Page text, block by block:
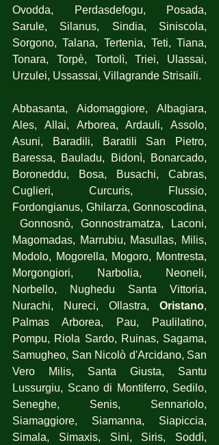
Ovodda, Perdasdefogu, Posada,
Sarule, Silanus, Sindia, Siniscola,
Sorgono, Talana, Tertenia, Teti, Tiana,
Tonara, Torpè, Tortolì, Triei, Ulassai,
Urzulei, Ussassai, Villagrande Strisaili.
Abbasanta, Aidomaggiore, Albagiara,
Ales, Allai, Arborea, Ardauli, Assolo,
Asuni, Baradili, Baratili San Pietro,
Baressa, Bauladu, Bidonì, Bonarcado,
Boroneddu, Bosa, Busachi, Cabras,
Cuglieri, Curcuris, Flussio,
Fordongianus, Ghilarza, Gonnoscodina,
Gonnosnò, Gonnostramatza, Laconi,
Magomadas, Marrubiu, Masullas, Milis,
Modolo, Mogorella, Mogoro, Montresta,
Morgongiori, Narbolia, Neoneli,
Norbello, Nughedu Santa Vittoria,
Nurachi, Nureci, Ollastra, Oristano,
Palmas Arborea, Pau, Paulilatino,
Pompu, Riola Sardo, Ruinas, Sagama,
Samugheo, San Nicolò d'Arcidano, San
Vero Milis, Santa Giusta, Santu
Lussurgiu, Scano di Montiferro, Sedilo,
Seneghe, Senis, Sennariolo,
Siamaggiore, Siamanna, Siapiccia,
Simala, Simaxis, Sini, Siris, Soddì,